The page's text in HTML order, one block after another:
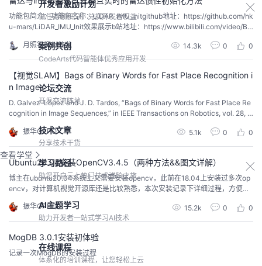
开发者激励计划
做任务领积分，兑换开发者权益
案例共创
CodeArts代码智能体优秀应用开发
论坛交流
开发交流阵地
技术文章
分享技术干货
查看学堂
学习路径
助您开启云上热门技术进阶之旅
AI主题学习
助力开发者一站式学习AI技术
在线课程
体系化的培训课程，让您轻松上云
功能包简介：功能包名称：LiDAR_IMU_Initgithub地址：https://github.com/hk
u-mars/LiDAR_IMU_Init效果展示b站地址：https://www.bilibili.com/video/BV
AR_IMU_Init 是一个鲁...
月照银海似蛟龙 14.3k 0 0
【视觉SLAM】Bags of Binary Words for Fast Place Recognition i
n Image
D. Galvez-López and J. D. Tardos, “Bags of Binary Words for Fast Place Re
cognition in Image Sequences,” in IEEE Transactions on Robotics, vol. 28, n
振华OPPO
5.1k 0 0
Ubuntu20.04安装OpenCV3.4.5（两种方法&&图文详解）
博主在ubuntu20.04系统上又需要安装opencv，此前在18.04上安装过多次op
encv，对计算机视觉开源库还是比较熟悉，本次安装记录下详细过程，方便后
来同学少走弯路。@TOC 一、命令行安装sudo apt install libopencv-dev没想
到吧？只需要一条命令行就可以安装好opencv，它会自动下载安装所需的库文
件，这里显示要149个，右下角显示还需要2小时11分，...
振华OPPO 15.2k 0 0
MogDB 3.0.1安装初体验
记录一次MogDB的安装过程